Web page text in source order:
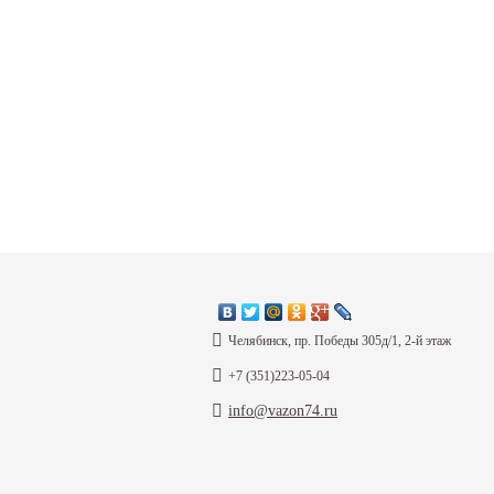
Челябинск, пр. Победы 305д/1, 2-й этаж
+7 (351)223-05-04
info@vazon74.ru